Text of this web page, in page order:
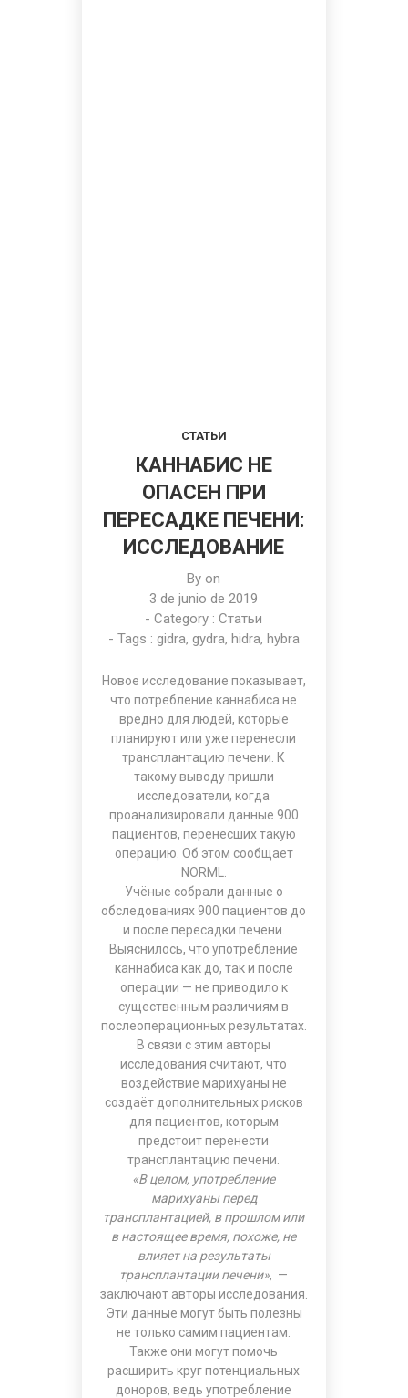
СТАТЬИ
КАННАБИС НЕ
ОПАСЕН ПРИ
ПЕРЕСАДКЕ ПЕЧЕНИ:
ИССЛЕДОВАНИЕ
By on
3 de junio de 2019
- Category :Статьи
- Tags : gidra, gydra, hidra, hybra
Новое исследование показывает,
что потребление каннабиса не
вредно для людей, которые
планируют или уже перенесли
трансплантацию печени. К
такому выводу пришли
исследователи, когда
проанализировали данные 900
пациентов, перенесших такую
операцию. Об этом сообщает
NORML.
Учёные собрали данные о
обследованиях 900 пациентов до
и после пересадки печени.
Выяснилось, что употребление
каннабиса как до, так и после
операции — не приводило к
существенным различиям в
послеоперационных результатах.
В связи с этим авторы
исследования считают, что
воздействие марихуаны не
создаёт дополнительных рисков
для пациентов, которым
предстоит перенести
трансплантацию печени.
«В целом, употребление
марихуаны перед
трансплантацией, в прошлом или
в настоящее время, похоже, не
влияет на результаты
трансплантации печени», —
заключают авторы исследования.
Эти данные могут быть полезны
не только самим пациентам.
Также они могут помочь
расширить круг потенциальных
доноров, ведь употребление